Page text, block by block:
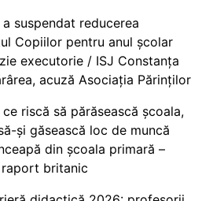
suspendat reducerea
Copiilor pentru anul școlar
executorie / ISJ Constanța
acuză Asociația Părinților
riscă să părăsească școala,
și găsească loc de muncă
din școala primară –
britanic